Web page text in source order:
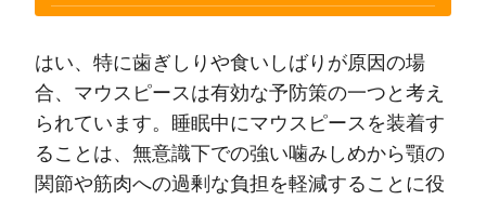
はい、特に歯ぎしりや食いしばりが原因の場
合、マウスピースは有効な予防策の一つと考え
られています。睡眠中にマウスピースを装着す
ることは、無意識下での強い噛みしめから顎の
関節や筋肉への過剰な負担を軽減することに役